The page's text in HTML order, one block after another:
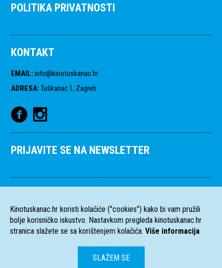
POLITIKA PRIVATNOSTI
KONTAKT
EMAIL: info@kinotuskanac.hr
ADRESA: Tuškanac 1, Zagreb
PRIJAVITE SE NA NEWSLETTER
Kinotuskanac.hr koristi kolačiće ("cookies") kako bi vam pružili
bolje korisničko iskustvo. Nastavkom pregleda kinotuskanac.hr
stranica slažete se sa korištenjem kolačića. Više informacija
SLAŽEM SE